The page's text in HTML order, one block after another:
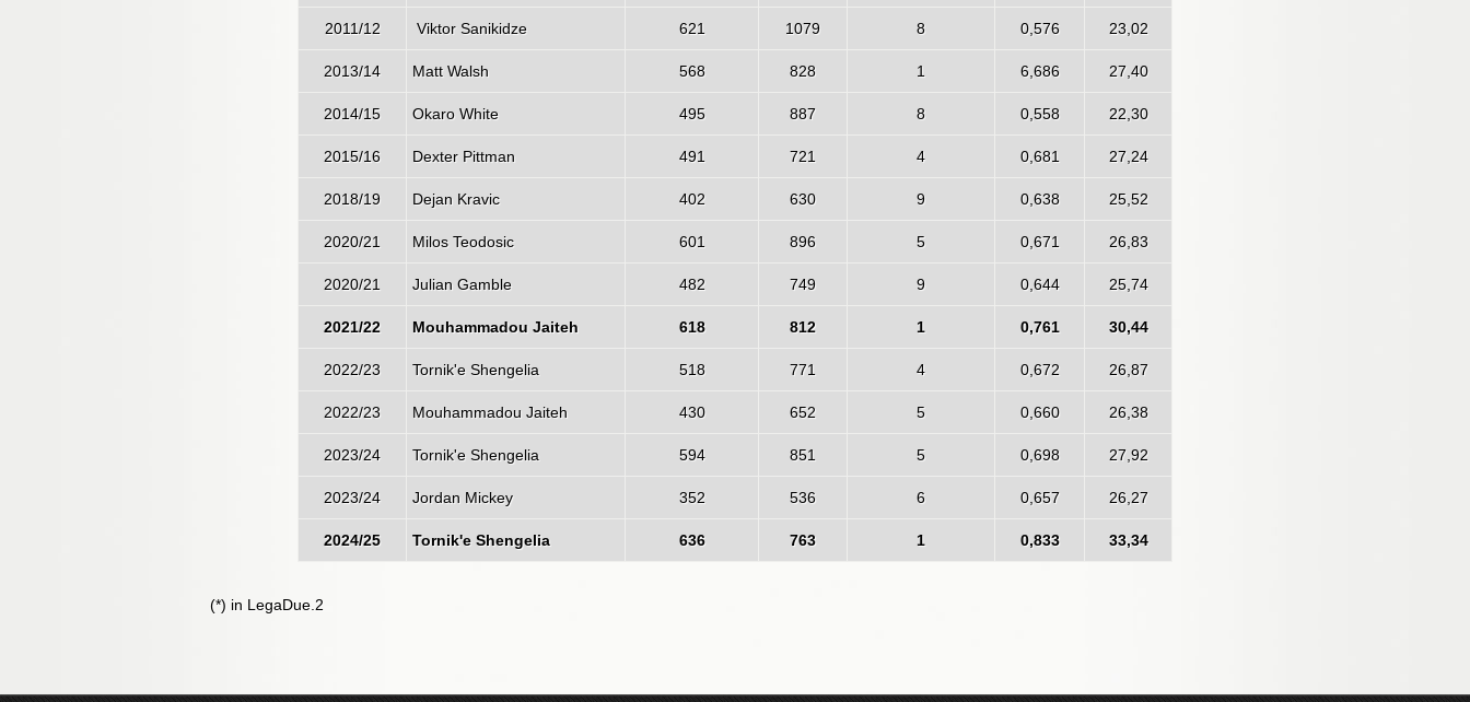
2011/12 Viktor Sanikidze 621 1079 8 0,576 23,02
2013/14 Matt Walsh 568 828 1 6,686 27,40
2014/15 Okaro White 495 887 8 0,558 22,30
2015/16 Dexter Pittman 491 721 4 0,681 27,24
2018/19 Dejan Kravic 402 630 9 0,638 25,52
2020/21 Milos Teodosic 601 896 5 0,671 26,83
2020/21 Julian Gamble 482 749 9 0,644 25,74
2021/22 Mouhammadou Jaiteh 618 812 1 0,761 30,44
2022/23 Tornik'e Shengelia 518 771 4 0,672 26,87
2022/23 Mouhammadou Jaiteh 430 652 5 0,660 26,38
2023/24 Tornik'e Shengelia 594 851 5 0,698 27,92
2023/24 Jordan Mickey 352 536 6 0,657 26,27
2024/25 Tornik'e Shengelia 636 763 1 0,833 33,34
(*) in LegaDue.2